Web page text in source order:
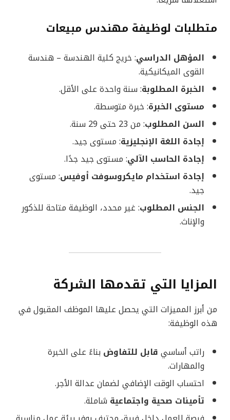
متطلبات لوظيفة مهندس مبيعات
المؤهل الدراسي: خريج كلية الهندسة – هندسة
القوى الميكانيكية.
الخبرة المطلوبة: سنة واحدة على الأقل.
مستوى الخبرة: خبرة متوسطة.
السن المطلوب: من 23 حتى 29 سنة.
إجادة اللغة الإنجليزية: مستوى جيد.
إجادة الحاسب الآلي: مستوى جيد جدًا.
إجادة استخدام مايكروسوفت أوفيس: مستوى
جيد.
الجنس المطلوب: غير محدد، الوظيفة متاحة للذكور
والإناث.
المزايا التي تقدمها الشركة
من أبرز المميزات التي يحصل عليها الموظف المقبول في
هذه الوظيفة:
راتب أساسي قابل للتفاوض بناءً على الخبرة
والمهارات.
احتساب الوقت الإضافي لضمان عدالة الأجر.
تأمينات صحية واجتماعية شاملة.